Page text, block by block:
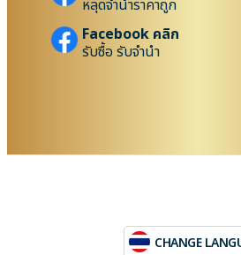
หลุดจำนำราคาถูก
Facebook คลิก
รับซื้อ รับจำนำ
CHANGE